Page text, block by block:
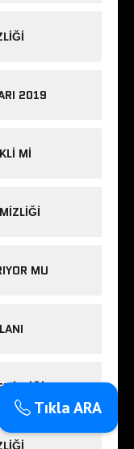
2019
MI
MU
Tıkla ARA